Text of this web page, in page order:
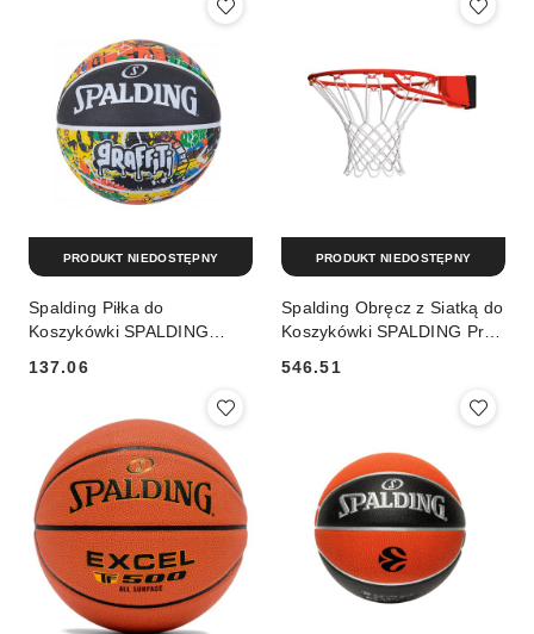
Spalding Piłka do
Koszykówki SPALDING
137.06
PRODUKT NIEDOSTĘPNY
Spalding Obręcz z Siatką do
Koszykówki SPALDING Pro
546.51
PRODUKT NIEDOSTĘPNY